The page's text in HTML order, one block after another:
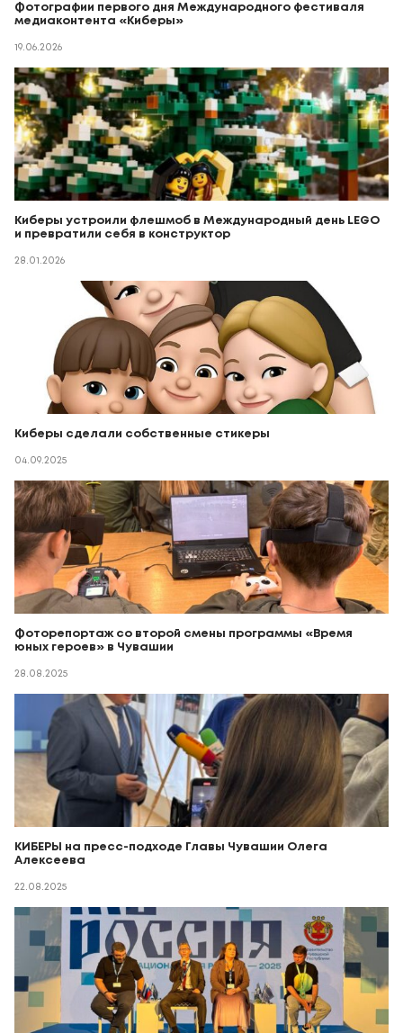
Фотографии первого дня Международного фестиваля
медиаконтента «Киберы»
19.06.2026
Киберы устроили флешмоб в Международный день LEGO
и превратили себя в конструктор
28.01.2026
Киберы сделали собственные стикеры
04.09.2025
Фоторепортаж со второй смены программы «Время
юных героев» в Чувашии
28.08.2025
КИБЕРЫ на пресс-подходе Главы Чувашии Олега
Алексеева
22.08.2025